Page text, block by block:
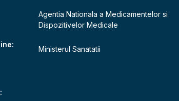
Agentia Nationala a Medicamentelor si
Dispozitivelor Medicale
Ministerul Sanatatii